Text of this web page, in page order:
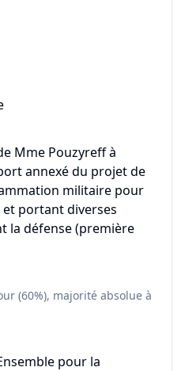
Mme Pouzyreff à
annexé du projet de
militaire pour
et portant diverses
la défense (première
(60%), majorité absolue à
pour la